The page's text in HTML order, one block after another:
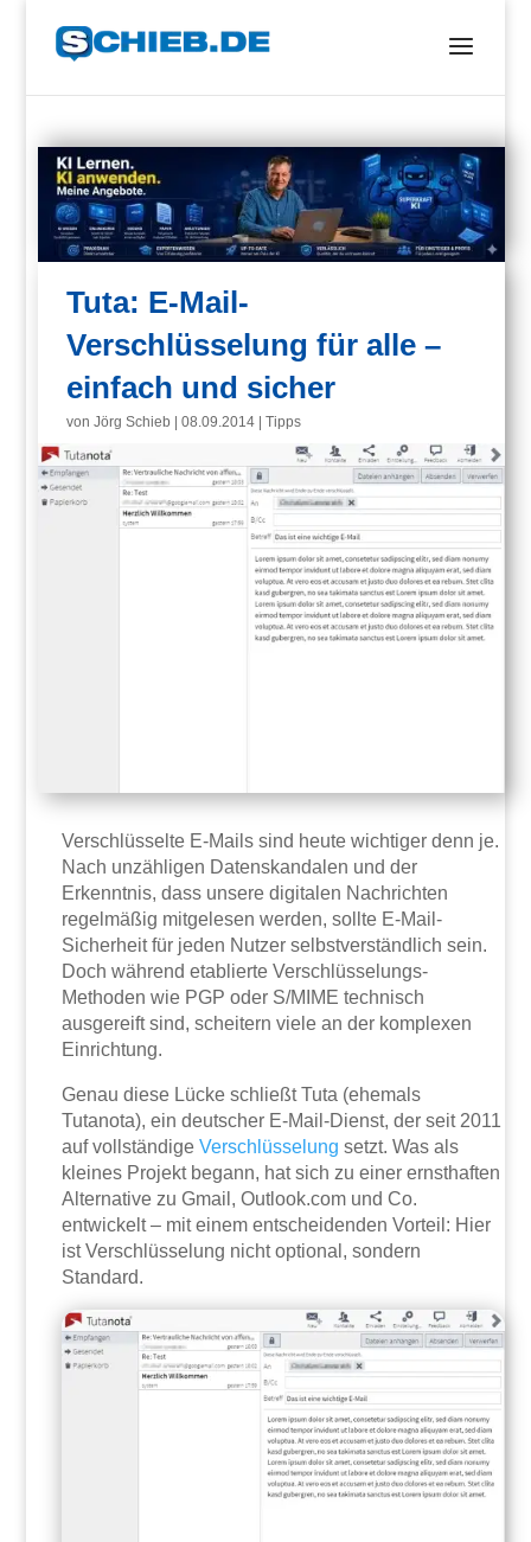
Tuta: E-Mail-
Verschlüsselung für alle –
einfach und sicher
vonJörg Schieb |08.09.2014 |Tipps
Verschlüsselte E-Mails sind heute wichtiger denn je.
Nach unzähligen Datenskandalen und der
Erkenntnis, dass unsere digitalen Nachrichten
regelmäßig mitgelesen werden, sollte E-Mail-
Sicherheit für jeden Nutzer selbstverständlich sein.
Doch während etablierte Verschlüsselungs-
Methoden wie PGP oder S/MIME technisch
ausgereift sind, scheitern viele an der komplexen
Einrichtung.
Genau diese Lücke schließt Tuta (ehemals
Tutanota), ein deutscher E-Mail-Dienst, der seit 2011
auf vollständigeVerschlüsselung setzt. Was als
kleines Projekt begann, hat sich zu einer ernsthaften
Alternative zu Gmail, Outlook.com und Co.
entwickelt – mit einem entscheidenden Vorteil: Hier
ist Verschlüsselung nicht optional, sondern
Standard.